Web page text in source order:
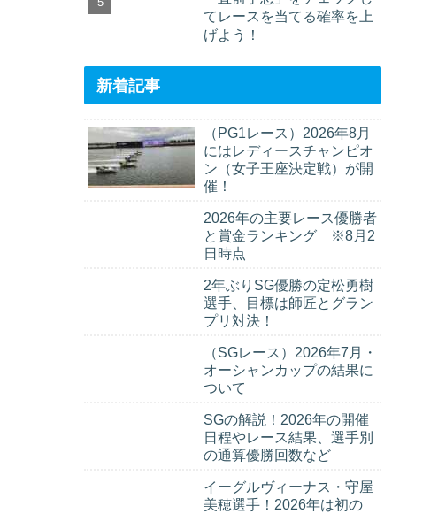
てレースを当てる確率を上
げよう！
新着記事
（PG1レース）2026年8月
にはレディースチャンピオ
ン（女子王座決定戦）が開
催！
2026年の主要レース優勝者
と賞金ランキング ※8月2
日時点
2年ぶりSG優勝の定松勇樹
選手、目標は師匠とグラン
プリ対決！
（SGレース）2026年7月・
オーシャンカップの結果に
ついて
SGの解説！2026年の開催
日程やレース結果、選手別
の通算優勝回数など
イーグルヴィーナス・守屋
美穂選手！2026年は初の